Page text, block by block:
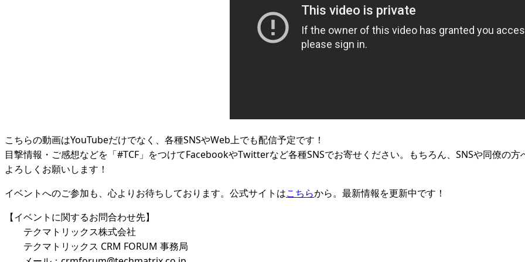
こちらの動画はYouTubeだけでなく、各種SNSやWeb上でも配信予定です！
目撃情報・ご感想などを「#TCF」をつけてFacebookやTwitterなど各種SNSでお寄せください。もちろん、SNSや同僚の方
よろしくお願いします！
イベントへのご参加も、心よりお待ちしております。公式サイトはこちらから。最新情報を更新中です！
【イベントに関するお問合わせ先】
テクマトリックス株式会社
テクマトリックス CRM FORUM 事務局